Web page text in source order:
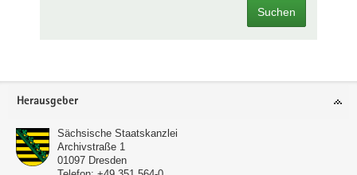
Suchen
Footer-
Herausgeber
Sächsische Staatskanzlei
Archivstraße 1
01097 Dresden